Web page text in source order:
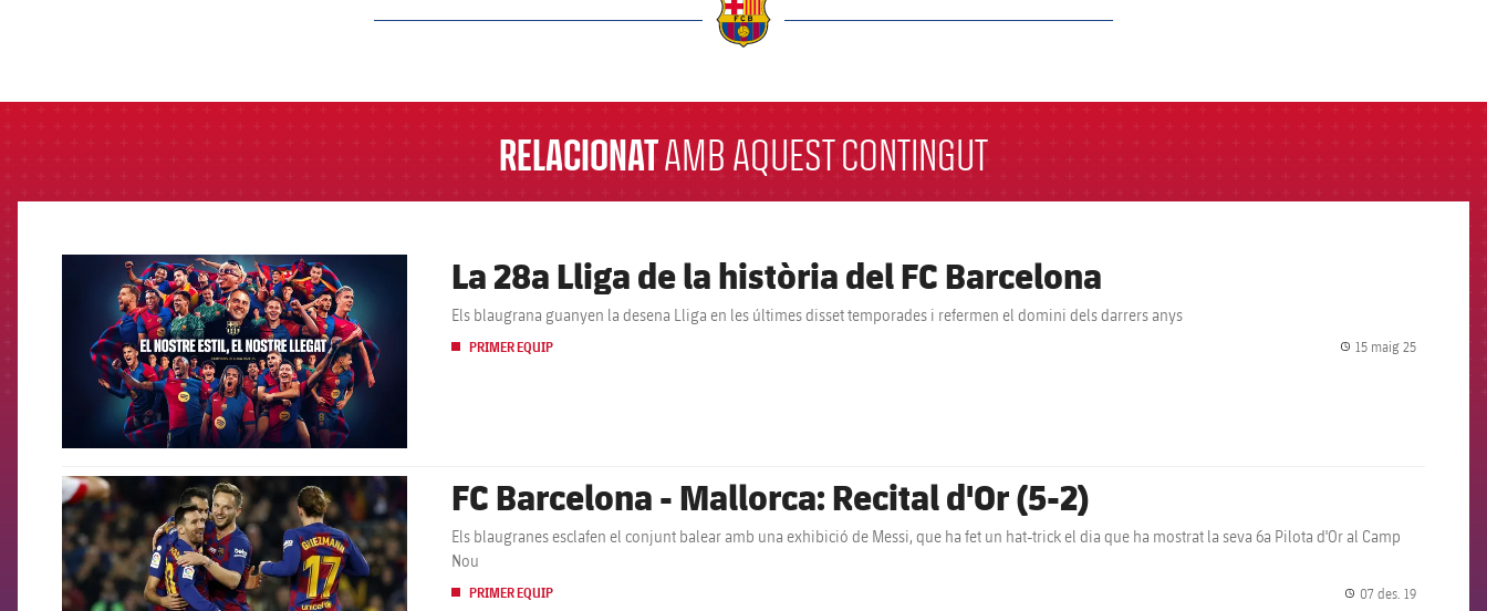
RELACIONATAMB AQUEST CONTINGUT
FCB Barcelona badge La 28a Lliga de la història del FC Barcelona
Els blaugrana guanyen la desena Lliga en les últimes disset temporades i refermen el domini dels darrers anys
PRIMER EQUIP 15 maig 25
FCB Barcelona badge FC Barcelona - Mallorca: Recital d'Or (5-2)
Els blaugranes esclafen el conjunt balear amb una exhibició de Messi, que ha fet un hat-trick el dia que ha mostrat la seva 6a Pilota d'Or al Camp
Nou
PRIMER EQUIP 07 des. 19